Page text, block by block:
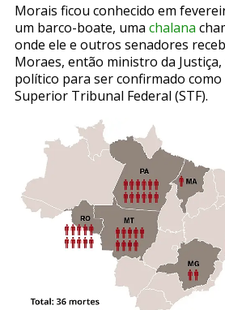
Morais ficou conhecido em
um barco-boate, uma chalana
onde ele e outros senadores
Moraes, então ministro da
político para ser confirmado
Superior Tribunal Federal (STF).